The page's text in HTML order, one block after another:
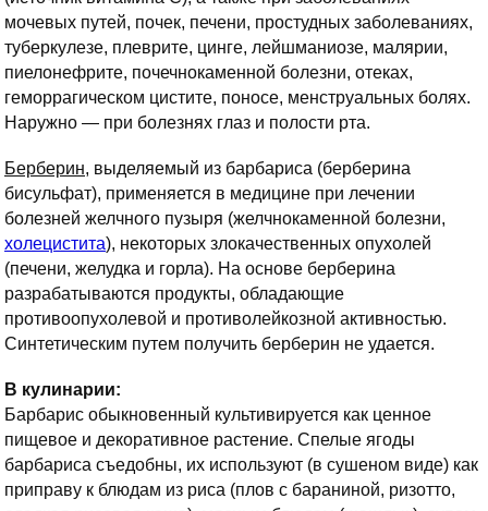
мочевых путей, почек, печени, простудных заболеваниях,
туберкулезе, плеврите, цинге, лейшманиозе, малярии,
пиелонефрите, почечнокаменной болезни, отеках,
геморрагическом цистите, поносе, менструальных болях.
Наружно — при болезнях глаз и полости рта.
Берберин, выделяемый из барбариса (берберина
бисульфат), применяется в медицине при лечении
болезней желчного пузыря (желчнокаменной болезни,
холецистита), некоторых злокачественных опухолей
(печени, желудка и горла). На основе берберина
разрабатываются продукты, обладающие
противоопухолевой и противолейкозной активностью.
Синтетическим путем получить берберин не удается.
В кулинарии:
Барбарис обыкновенный культивируется как ценное
пищевое и декоративное растение. Спелые ягоды
барбариса съедобны, их используют (в сушеном виде) как
приправу к блюдам из риса (плов с бараниной, ризотто,